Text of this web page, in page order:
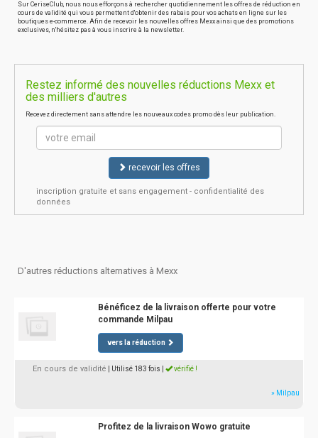
Sur CeriseClub, nous nous efforçons à rechercher quotidiennement les offres de réduction en
cours de validité qui vous permettent d'obtenir des rabais pour vos achats en ligne sur les
boutiques e-commerce. Afin de recevoir les nouvelles offres Mexx ainsi que des promotions
exclusives, n'hésitez pas à vous inscrire à la newsletter.
Restez informé des nouvelles réductions Mexx et
des milliers d'autres
Recevez directement sans attendre les nouveaux codes promo dès leur publication.
recevoir les offres
inscription gratuite et sans engagement - confidentialité des
données
D'autres réductions alternatives à Mexx
Bénéficez de la livraison offerte pour votre
commande Milpau
vers la réduction
En cours de validité | Utilisé 183 fois vérifié !
» Milpau
Profitez de la livraison Wowo gratuite